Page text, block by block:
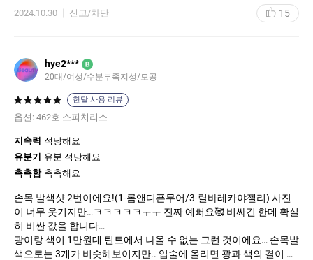
으로 이런 누디한 무드의 뮤트핑크 컬러 너무 좋아해서 걍 이것만 바
르고도 잘 다닙니당 저는 원래 입술색이 별로 없어서인지 이것만 빌
아요. 입술 발색 마지막 사진은 플래쉬를 터뜨리고 찍어봤는데 그래
서인지 약간 형광기가 도네요, 원래 형광기가 돌진 않습니당 아이메
이크업에 힘줬을 때 무난하게 바르기 좋은 컬러!
2024.10.30 신고/차단 15
hye2*** B
20대/여성/수분부족지성/모공
한달 사용 리뷰
옵션: 462호 스피치리스
지속력 적당해요
유분기
유분 적당해요
촉촉함 촉촉해요
손목 발색샷 2번이에요!(1-롬앤디픈무어/3-릴바레카야젤리) 사진
이 너무 웃기지만…ㅋㅋㅋㅋㅋㅜㅜ 진짜 예뻐요🥰 비싸긴 한데 확실
히 비싼 값을 합니다…
광이랑 색이 1만원대 틴트에서 나올 수 없는 그런 것이에요… 손목발
색으로는 3개가 비슷해보이지만.. 입술에 올리면 광과 색의 결이 완